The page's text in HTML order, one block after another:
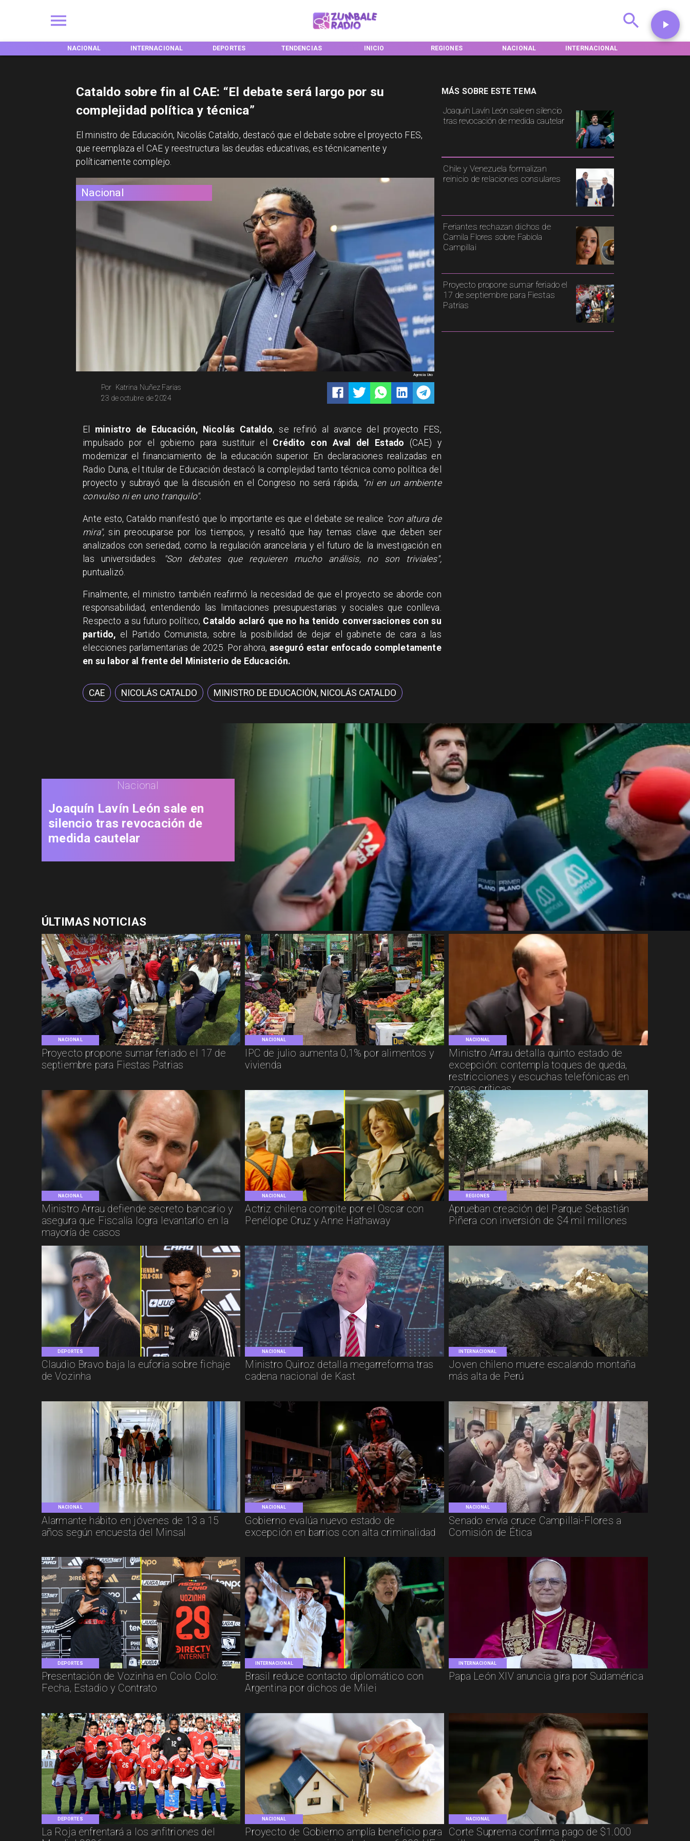
INTERNACIONAL DEPORTES TENDENCIAS INICIO REGIONES NACIONAL INTERNACIONAL DEPORTES
Nacional
Katrina Nuñez Farias
Por
23 de octubre de 2024
Agencia Uno
Joaquín Lavín León sale en silencio
tras revocación de medida cautelar
Chile y Venezuela formalizan
reinicio de relaciones consulares
Feriantes rechazan dichos de
Camila Flores sobre Fabiola
Campillai
Proyecto propone sumar feriado el
17 de septiembre para Fiestas
Patrias
MÁS SOBRE ESTE TEMA
Cataldo sobre fin al CAE: “El debate será largo por su
complejidad política y técnica”
​El ministro de Educación, Nicolás Cataldo, destacó que el debate sobre el proyecto FES,
que reemplaza el CAE y reestructura las deudas educativas, es técnicamente y
políticamente complejo.
​El ministro de Educación, Nicolás Cataldo, se refirió al avance del proyecto FES,
impulsado por el gobierno para sustituir el Crédito con Aval del Estado (CAE) y
modernizar el financiamiento de la educación superior. En declaraciones realizadas en
Radio Duna, el titular de Educación destacó la complejidad tanto técnica como política del
proyecto y subrayó que la discusión en el Congreso no será rápida, "ni en un ambiente
convulso ni en uno tranquilo".
Ante esto, Cataldo manifestó que lo importante es que el debate se realice "con altura de
mira", sin preocuparse por los tiempos, y resaltó que hay temas clave que deben ser
analizados con seriedad, como la regulación arancelaria y el futuro de la investigación en
las universidades.
"Son debates que requieren mucho análisis, no son triviales",
puntualizó.
Finalmente, el ministro también reafirmó la necesidad de que el proyecto se aborde con
responsabilidad, entendiendo las limitaciones presupuestarias y sociales que conlleva.
Respecto a su futuro político, Cataldo aclaró que no ha tenido conversaciones con su
partido, el Partido Comunista, sobre la posibilidad de dejar el gabinete de cara a las
elecciones parlamentarias de 2025. Por ahora, aseguró estar enfocado completamente
en su labor al frente del Ministerio de Educación.
CAE NICOLÁS CATALDO MINISTRO DE EDUCACIÓN, NICOLÁS CATALDO
NACIONAL
Proyecto propone sumar feriado el 17 de
septiembre para Fiestas Patrias
NACIONAL
IPC de julio aumenta 0,1% por alimentos y
vivienda
NACIONAL
Ministro Arrau detalla quinto estado de
excepción: contempla toques de queda,
restricciones y escuchas telefónicas en
zonas críticas
NACIONAL
Ministro Arrau defiende secreto bancario y
asegura que Fiscalía logra levantarlo en la
mayoría de casos
NACIONAL
Actriz chilena compite por el Oscar con
Penélope Cruz y Anne Hathaway
REGIONES
Aprueban creación del Parque Sebastián
Piñera con inversión de $4 mil millones
DEPORTES
Claudio Bravo baja la euforia sobre fichaje
de Vozinha
NACIONAL
Ministro Quiroz detalla megarreforma tras
cadena nacional de Kast
INTERNACIONAL
Joven chileno muere escalando montaña
más alta de Perú
NACIONAL
Alarmante hábito en jóvenes de 13 a 15
años según encuesta del Minsal
NACIONAL
Gobierno evalúa nuevo estado de
excepción en barrios con alta criminalidad
NACIONAL
Senado envía cruce Campillai-Flores a
Comisión de Ética
DEPORTES
Presentación de Vozinha en Colo Colo:
Fecha, Estadio y Contrato
INTERNACIONAL
Brasil reduce contacto diplomático con
Argentina por dichos de Milei
INTERNACIONAL
Papa León XIV anuncia gira por Sudamérica
DEPORTES
La Roja enfrentará a los anfitriones del
NACIONAL
Proyecto de Gobierno amplía beneficio para
NACIONAL
Corte Suprema confirma pago de $1.000
Nacional
Joaquín Lavín León sale en
silencio tras revocación de
medida cautelar
ÚLTIMAS NOTICIAS